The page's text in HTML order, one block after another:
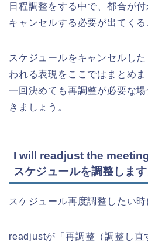
日程調整をする中で、都合が
キャンセルする必要が出てくる
スケジュールをキャンセルし
われる表現をここではまとめ
一回決めても再調整が必要な
きましょう。
I will readjust the
スケジュールを調整します
スケジュール再度調整したい時
readjustが「再調整（調整し直